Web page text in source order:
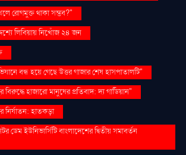
রোগমুক্ত থাকা সম্ভব?"
লিবিয়ায় নিখোঁজ ২৪ জন
বন্ধ হয়ে গেছে উত্তর গাজার শেষ হাসপাতালটি"
হাজারো মানুষের প্রতিবাদ: দ্য গার্ডিয়ান"
নির্যাতন: হাতকড়া
ইউনিভার্সিটি বাংলাদেশের দ্বিতীয় সমাবর্তন